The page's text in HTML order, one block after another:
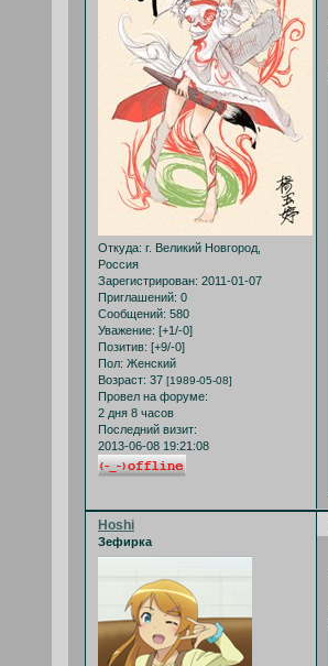
Откуда: г. Великий Новгород,
Россия
Зарегистрирован: 2011-01-07
Приглашений: 0
Сообщений: 580
Уважение: [+1/-0]
Позитив: [+9/-0]
Пол: Женский
Возраст: 37 [1989-05-08]
Провел на форуме:
2 дня 8 часов
Последний визит:
2013-06-08 19:21:08
Hoshi
Зефирка